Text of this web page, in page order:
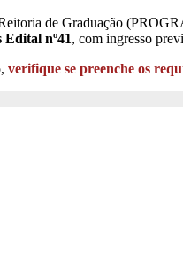
de Graduação
Edital nº41, com ingresso
verifique se preenche os